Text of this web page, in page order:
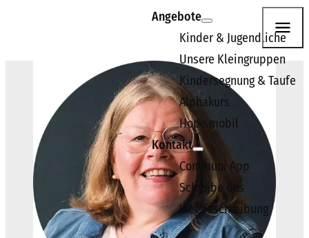
Die HOPE Kirche ist eine moderne Kirche, in der jeder
Angebote
Kinder & Jugendliche
Unsere Kleingruppen
Kindersegnung & Taufe
Alphakurs
Hope mobil
Kontakt
Communi App
Schreibe uns
Wegbeschreibung